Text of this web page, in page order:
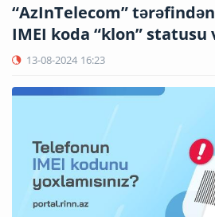
“AzInTelecom”
IMEI koda “klon” statusu
13-08-2024 16:23